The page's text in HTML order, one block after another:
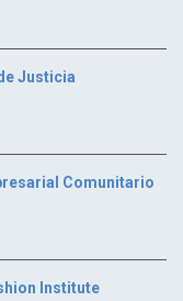
Justicia
Comunitario
Institute